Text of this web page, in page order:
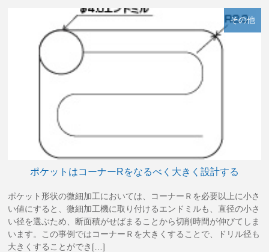
その他
ポケットはコーナーRをなるべく大きく設計する
ポケット形状の微細加工においては、コーナーＲを必要以上に小さ
い値にすると、微細加工機に取り付けるエンドミルも、直径の小さ
い径を選ぶため、断面積がせばまることから切削時間が伸びてしま
います。この事例ではコーナーＲを大きくすることで、ドリル径も
大きくすることができ[…]